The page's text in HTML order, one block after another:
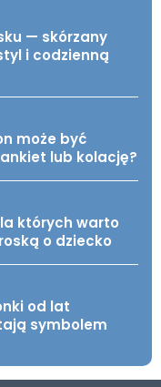
— skórzany
i codzienną
może być
lub kolację?
których warto
o dziecko
od lat
symbolem